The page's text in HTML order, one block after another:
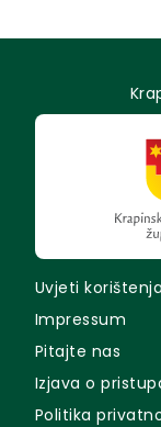
Uvjeti korištenja
Impressum
Pitajte nas
Izjava o
Politika